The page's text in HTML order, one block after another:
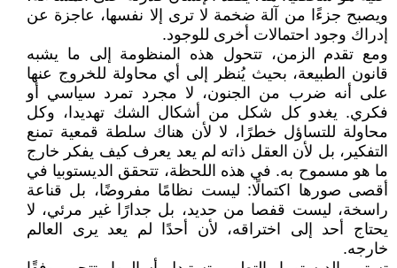
ويصبح جزءًا من آلة ضخمة لا ترى إلا نفسها، عاجزة عن
إدراك وجود احتمالات أخرى للوجود.
ومع تقدم الزمن، تتحول هذه المنظومة إلى ما يشبه
قانون الطبيعة، بحيث يُنظر إلى أي محاولة للخروج عنها
على أنه ضرب من الجنون، لا مجرد تمرد سياسي أو
فكري. يغدو كل شكل من أشكال الشك تهديدا، وكل
محاولة للتساؤل خطرًا، لا لأن هناك سلطة قمعية تمنع
التفكير، بل لأن العقل ذاته لم يعد يعرف كيف يفكر خارج
ما هو مسموح به. في هذه اللحظة، تتحقق الديستوبيا في
أقصى صورها اكتمالًا: ليست نظامًا مفروضًا، بل قناعة
راسخة، ليست قفصا من حديد، بل جدارًا غير مرئي، لا
يحتاج أحد إلى اختراقه، لأن أحدًا لم يعد يرى العالم
خارجه.